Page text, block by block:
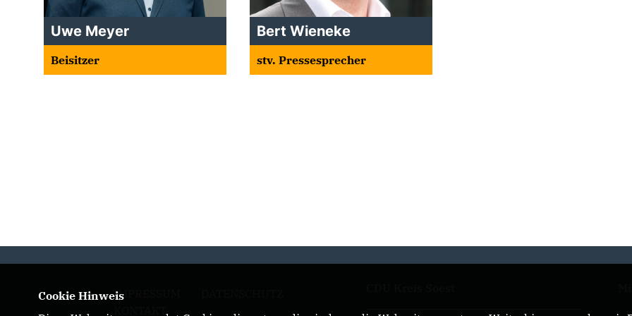
Uwe Meyer
Beisitzer
Bert Wieneke
stv. Pressesprecher
IMPRESSUM
KONTAKT
Cookie Hinweis